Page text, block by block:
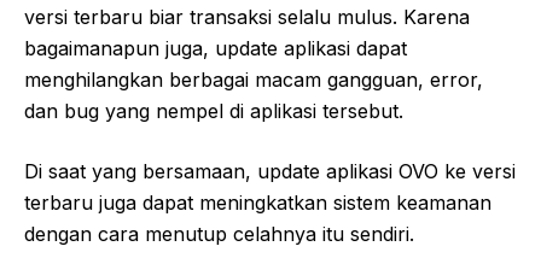
versi terbaru biar transaksi selalu mulus. Karena
bagaimanapun juga, update aplikasi dapat
menghilangkan berbagai macam gangguan, error,
dan bug yang nempel di aplikasi tersebut.
Di saat yang bersamaan, update aplikasi OVO ke versi
terbaru juga dapat meningkatkan sistem keamanan
dengan cara menutup celahnya itu sendiri.